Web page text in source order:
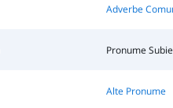
Adverbe
Pronume
Alte Pronume